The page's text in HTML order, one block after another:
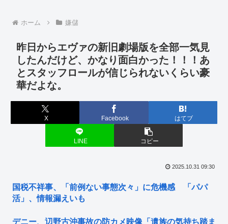
ホーム 嫌儲
昨日からエヴァの新旧劇場版を全部一気見
したんだけど、かなり面白かった！！！あ
とスタッフロールが信じられないくらい豪
華だよな。
X Facebook はてブ
LINE コピー
2025.10.31 09:30
国税不祥事、「前例ない事態次々」に危機感 「パパ
活」、情報漏えいも
デニー、辺野古沖事故の防カメ映像「遺族の気持ち踏ま